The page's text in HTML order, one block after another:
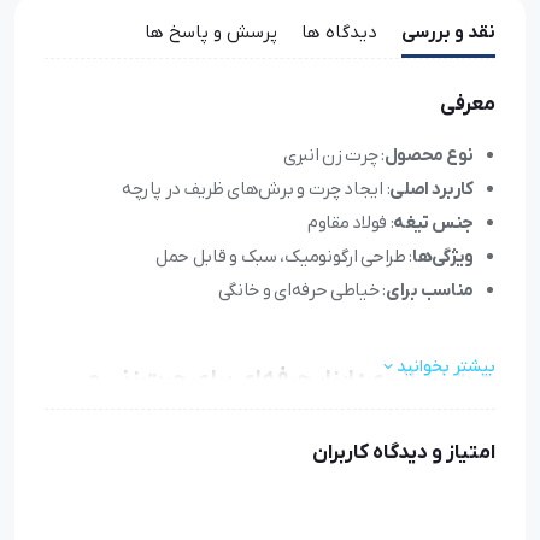
نقد و بررسی دیدگاه ها پرسش و پاسخ ها
معرفی
نوع محصول: چرت زن انبری
کاربرد اصلی: ایجاد چرت و برش‌های ظریف در پارچه
جنس تیغه: فولاد مقاوم
ویژگی‌ها: طراحی ارگونومیک، سبک و قابل حمل
مناسب برای: خیاطی حرفه‌ای و خانگی
چرت زن انبری: ابزار حرفه‌ای برای چرت زنی و
بیشتر بخوانید
امتیاز و دیدگاه کاربران